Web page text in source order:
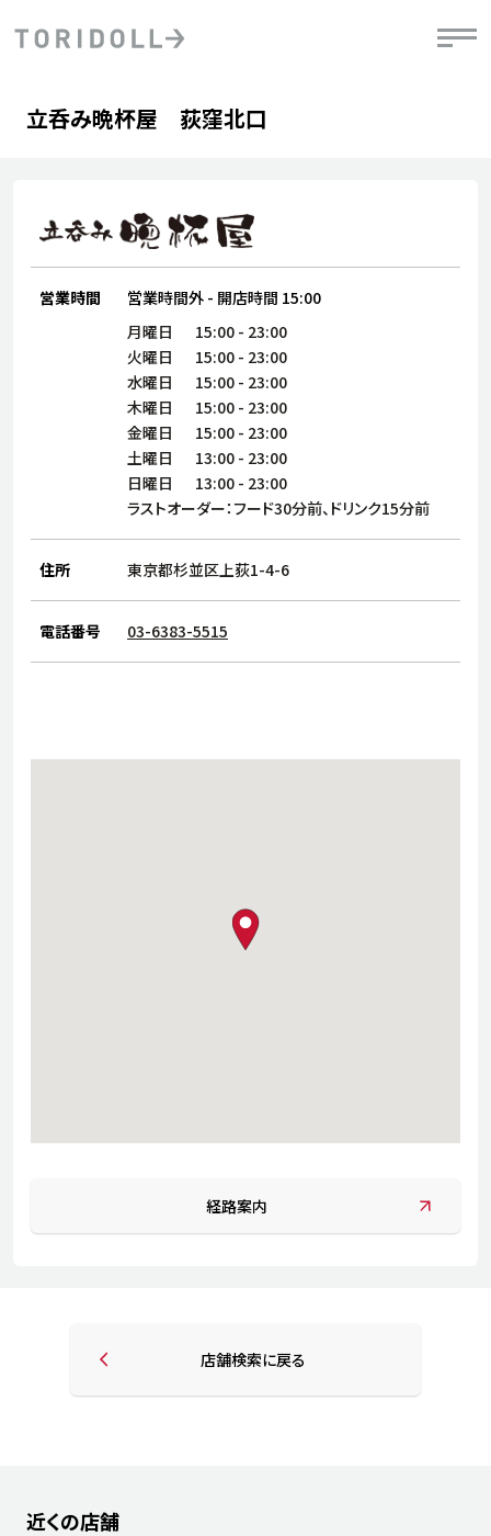
会社情報
経営理念
株主・投資家情報
サステナビリティ
ブランド
店舗検索
店舗一覧
採用情報
よくある質問・お問い合わせ
PRニュース
中長期経営計画
デジタルトランス
フォーメーション戦略
トリドールのDX ～これまでとこれから～
ライブラリ
粟田社長が語る
トリドールのサステナビリティ
ステークホルダーとの
コミュニケーション
立呑み晩杯屋 荻窪北口
営業時間 営業時間外 - 開店時間 15:00
月曜日 15:00 - 23:00
火曜日
15:00 - 23:00
水曜日
15:00 - 23:00
木曜日
15:00 - 23:00
金曜日
15:00 - 23:00
土曜日
13:00 - 23:00
日曜日
13:00 - 23:00
ラストオーダー：フード30分前、ドリンク15分前
住所 東京都杉並区上荻1-4-6
電話番号 03-6383-5515
map pin
経路案内
店舗検索に戻る
近くの店舗